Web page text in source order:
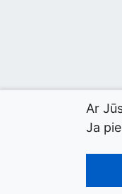
© 2026
Ar
Ja